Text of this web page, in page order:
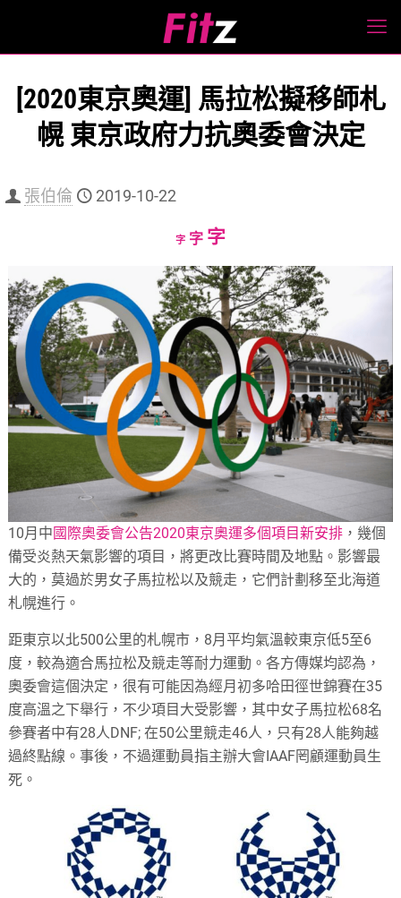
[2020東京奧運] 馬拉松擬移師札
幌 東京政府力抗奧委會決定
張伯倫 2019-10-22
字Decrease
size.
字Reset
size.
字Increase
size.
10月中國際奧委會公告2020東京奧運多個項目新安排 ，幾個
備受炎熱天氣影響的項目，將更改比賽時間及地點。影響最
大的，莫過於男女子馬拉松以及競走，它們計劃移至北海道
札幌進行。
距東京以北500公里的札幌市，8月平均氣溫較東京低5至6
度，較為適合馬拉松及競走等耐力運動。各方傳媒均認為，
奧委會這個決定，很有可能因為經月初多哈田徑世錦賽在35
度高溫之下舉行，不少項目大受影響，其中女子馬拉松68名
參賽者中有28人DNF; 在50公里競走46人，只有28人能夠越
過終點線。事後，不過運動員指主辦大會IAAF罔顧運動員生
死。